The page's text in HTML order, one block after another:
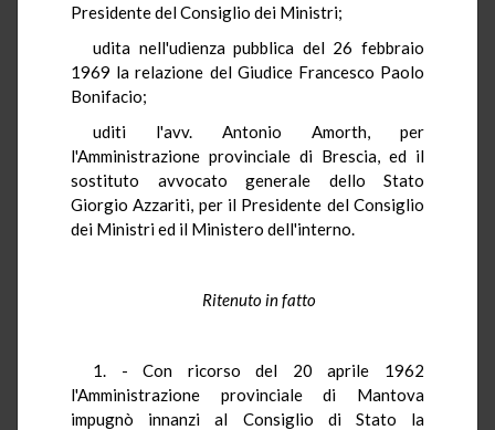
Presidente del Consiglio dei Ministri;
udita nell'udienza pubblica del 26 febbraio
1969 la relazione del Giudice Francesco Paolo
Bonifacio;
uditi l'avv. Antonio Amorth, per
l'Amministrazione provinciale di Brescia, ed il
sostituto avvocato generale dello Stato
Giorgio Azzariti, per il Presidente del Consiglio
dei Ministri ed il Ministero dell'interno.
Ritenuto in fatto
1. - Con ricorso del 20 aprile 1962
l'Amministrazione provinciale di Mantova
impugnò innanzi al Consiglio di Stato la